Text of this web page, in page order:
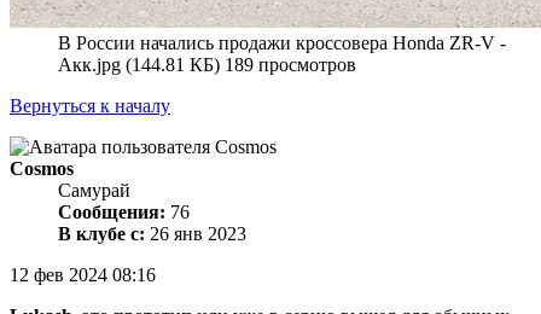
В России начались продажи кроссовера Honda ZR-V -
Акк.jpg (144.81 КБ) 189 просмотров
Вернуться к началу
Cosmos
Самурай
Сообщения: 76
В клубе с: 26 янв 2023
12 фев 2024 08:16